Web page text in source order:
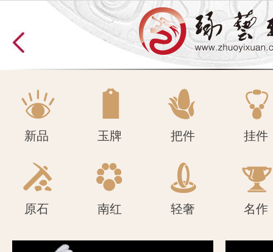
原石 南红 轻奢 名作
新品 玉牌 把件 挂件
原石 南红 轻奢 名作